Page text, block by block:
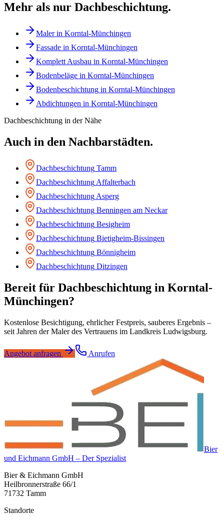
Mehr als nur Dachbeschichtung.
Malerin Korntal-Münchingen
Fassade in Korntal-Münchingen
Komplett Ausbau in Korntal-Münchingen
Bodenbeläge in Korntal-Münchingen
Bodenbeschichtung in Korntal-Münchingen
Abdichtungen in Korntal-Münchingen
Dachbeschichtung in der Nähe
Auch in den Nachbarstädten.
Dachbeschichtung Tamm
Dachbeschichtung Affalterbach
Dachbeschichtung Asperg
Dachbeschichtung Benningen am Neckar
Dachbeschichtung Besigheim
Dachbeschichtung Bietigheim-Bissingen
Dachbeschichtung Bönnigheim
Dachbeschichtung Ditzingen
Bereit für Dachbeschichtung in Korntal-
Münchingen?
Kostenlose Besichtigung, ehrlicher Festpreis, sauberes Ergebnis –
seit Jahren der Maler des Vertrauens im Landkreis Ludwigsburg.
Angebot anfragen Anrufen
Bier
und Eichmann GmbH – Der Spezialist
Bier & Eichmann GmbH
Heilbronnerstraße 66/1
71732 Tamm
Standorte